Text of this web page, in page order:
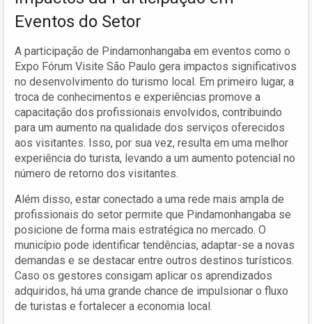
Eventos do Setor
A participação de Pindamonhangaba em eventos como o
Expo Fórum Visite São Paulo gera impactos significativos
no desenvolvimento do turismo local. Em primeiro lugar, a
troca de conhecimentos e experiências promove a
capacitação dos profissionais envolvidos, contribuindo
para um aumento na qualidade dos serviços oferecidos
aos visitantes. Isso, por sua vez, resulta em uma melhor
experiência do turista, levando a um aumento potencial no
número de retorno dos visitantes.
Além disso, estar conectado a uma rede mais ampla de
profissionais do setor permite que Pindamonhangaba se
posicione de forma mais estratégica no mercado. O
município pode identificar tendências, adaptar-se a novas
demandas e se destacar entre outros destinos turísticos.
Caso os gestores consigam aplicar os aprendizados
adquiridos, há uma grande chance de impulsionar o fluxo
de turistas e fortalecer a economia local.